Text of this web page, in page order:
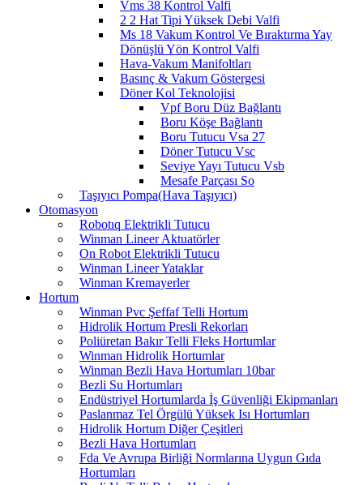
Vms 38 Kontrol Valfi
2 2 Hat Tipi Yüksek Debi Valfi
Ms 18 Vakum Kontrol Ve Bıraktırma Yay
Dönüşlü Yön Kontrol Valfi
Hava-Vakum Manifoltları
Basınç & Vakum Göstergesi
Döner Kol Teknolojisi
Vpf Boru Düz Bağlantı
Boru Köşe Bağlantı
Boru Tutucu Vsa 27
Döner Tutucu Vsc
Seviye Yayı Tutucu Vsb
Mesafe Parçası So
Taşıyıcı Pompa(Hava Taşıyıcı)
Otomasyon
Robotıq Elektrikli Tutucu
Winman Lineer Aktuatörler
On Robot Elektrikli Tutucu
Winman Lineer Yataklar
Winman Kremayerler
Hortum
Winman Pvc Şeffaf Telli Hortum
Hidrolik Hortum Presli Rekorları
Poliüretan Bakır Telli Fleks Hortumlar
Winman Hidrolik Hortumlar
Winman Bezli Hava Hortumları 10bar
Bezli Su Hortumları
Endüstriyel Hortumlarda İş Güvenliği Ekipmanları
Paslanmaz Tel Örgülü Yüksek Isı Hortumları
Hidrolik Hortum Diğer Çeşitleri
Bezli Hava Hortumları
Fda Ve Avrupa Birliği Normlarına Uygun Gıda
Hortumları